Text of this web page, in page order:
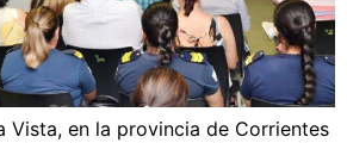
Vista, en la provincia de Corrientes